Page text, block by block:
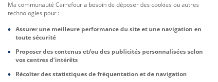
Ma communauté Carrefour a besoin de déposer des cookies ou autres
technologies pour :
Assurer une meilleure performance du site et une navigation en
toute sécurité
Proposer des contenus et/ou des publicités personnalisées selon
vos centres d’intérêts
Récolter des statistiques de fréquentation et de navigation